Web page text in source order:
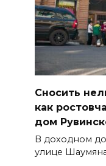
Сносить
как
дом
В доходном
улице